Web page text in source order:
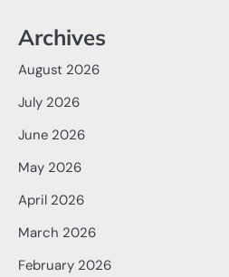
Archives
August 2026
July 2026
June 2026
May 2026
April 2026
March 2026
February 2026